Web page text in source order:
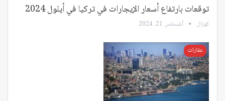
توقعات بارتفاع أسعار الإيجارات في تركيا في أيلول 2024
كوزال أغسطس 21, 2024
عقارات